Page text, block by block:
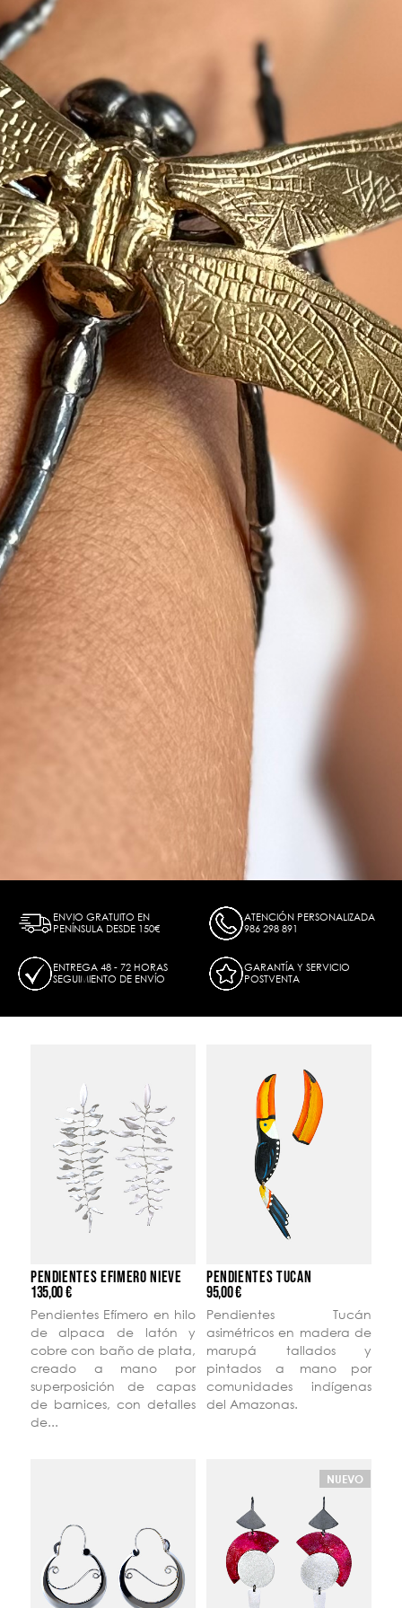
ENVIO GRATUITO EN
PENÍNSULA DESDE 150€
ATENCIÓN PERSONALIZADA
986 298 891
ENTREGA 48 - 72 HORAS
SEGUIMIENTO DE ENVÍO
GARANTÍA Y SERVICIO
POSTVENTA
PENDIENTES EFÍMERO NIEVE
135,00 €
Pendientes Efímero en hilo
de alpaca de latón y
cobre con baño de plata,
creado a mano por
superposición de capas
de barnices, con detalles
de...
PENDIENTES TUCÁN
95,00 €
Pendientes Tucán
asimétricos en madera de
marupá tallados y
pintados a mano por
comunidades indígenas
del Amazonas.
NUEVO